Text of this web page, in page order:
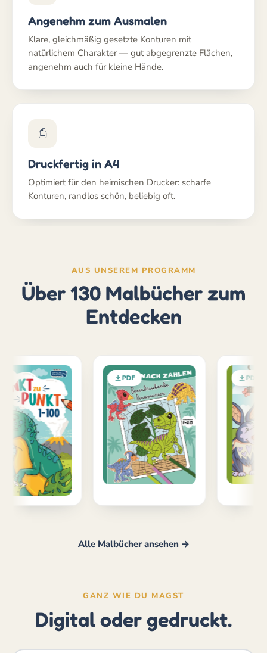
Angenehm zum Ausmalen
Klare, gleichmäßig gesetzte Konturen mit
natürlichem Charakter — gut abgegrenzte Flächen,
angenehm auch für kleine Hände.
⎙
Druckfertig in A4
Optimiert für den heimischen Drucker: scharfe
Konturen, randlos schön, beliebig oft.
AUS UNSEREM PROGRAMM
Über 130 Malbücher zum
Entdecken
PDF PDF
Alle Malbücher ansehen →
GANZ WIE DU MAGST
Digital oder gedruckt.